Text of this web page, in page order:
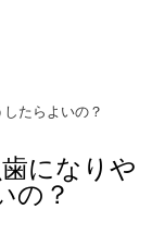
たらよいの？
になりや
の？